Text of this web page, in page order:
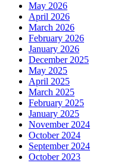
May 2026
April 2026
March 2026
February 2026
January 2026
December 2025
May 2025
April 2025
March 2025
February 2025
January 2025
November 2024
October 2024
September 2024
October 2023